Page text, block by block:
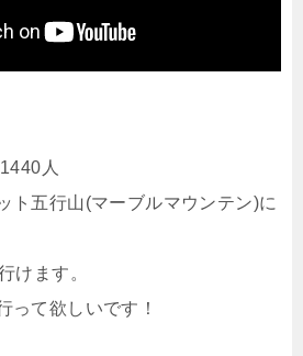
人
ト五行山(マーブルマウンテン)に
けます。
って欲しいです！